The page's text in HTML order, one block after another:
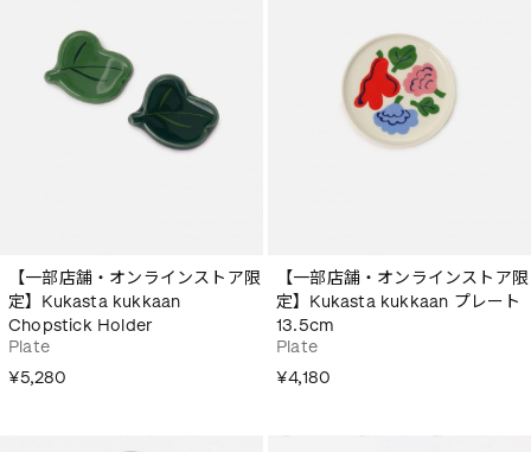
【一部店舗・オンラインストア限
定】Kukasta kukkaan
Chopstick Holder
Plate
¥5,280
【一部店舗・オンラインストア限
定】Kukasta kukkaan プレート
13.5cm
Plate
¥4,180